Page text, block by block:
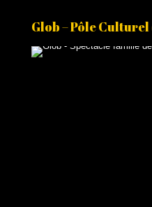
Glob – Pôle